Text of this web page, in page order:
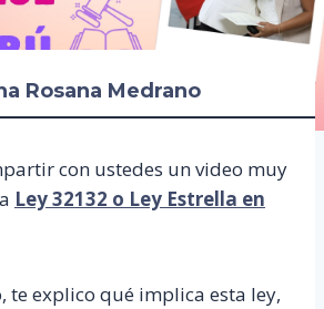
Rosana Medrano
con ustedes un video muy
Ley 32132 o Ley Estrella en
te explico qué implica esta ley,